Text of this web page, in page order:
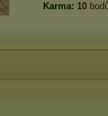
Karma: 10